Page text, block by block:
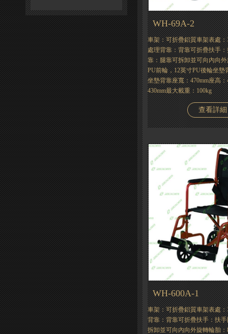
WH-69A-2
車架：可折疊鋁質車架表處
處理背靠：背靠可折疊扶手
靠：腿靠可拆卸並可向內向
PU前輪，12英寸PU後輪坐墊
坐墊背靠座寬：470mm座高
430mm最大載重：100kg
查看詳細
WH-600A-1
車架：可折疊鋁質車架表處
背靠：背靠可折疊扶手：扶
拆卸並可向內向外旋轉輪胎